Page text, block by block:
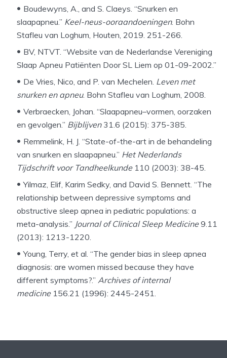
Boudewyns, A., and S. Claeys. “Snurken en
slaapapneu.” Keel-neus-ooraandoeningen. Bohn
Stafleu van Loghum, Houten, 2019. 251-266.
BV, NTVT. “Website van de Nederlandse Vereniging
Slaap Apneu Patiënten Door SL Liem op 01-09-2002.”
De Vries, Nico, and P. van Mechelen. Leven met
snurken en apneu. Bohn Stafleu van Loghum, 2008.
Verbraecken, Johan. “Slaapapneu–vormen, oorzaken
en gevolgen.” Bijblijven31.6 (2015): 375-385.
Remmelink, H. J. “State-of-the-art in de behandeling
van snurken en slaapapneu.” Het Nederlands
Tijdschrift voor Tandheelkunde110 (2003): 38-45.
Yilmaz, Elif, Karim Sedky, and David S. Bennett. “The
relationship between depressive symptoms and
obstructive sleep apnea in pediatric populations: a
meta-analysis.” Journal of Clinical Sleep Medicine9.11
(2013): 1213-1220.
Young, Terry, et al. “The gender bias in sleep apnea
diagnosis: are women missed because they have
different symptoms?.”Archives of internal
medicine156.21 (1996): 2445-2451.